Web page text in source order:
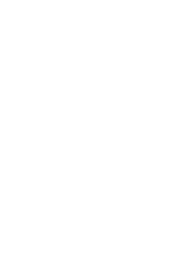
รับจากเลือกตั้ง กรุงเทพฯ – พัทยา
ไรบ้าง
ลดิบ]
ดแย้งไทย-กัมพูชา
ต่ปี 2023-2024
มากกว่าเกิด